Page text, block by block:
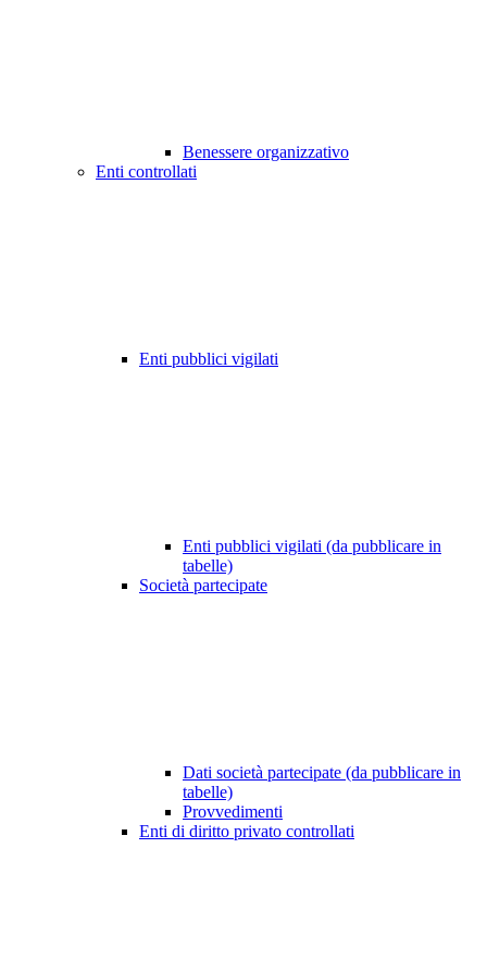
Benessere organizzativo
Enti controllati
Enti pubblici vigilati
Enti pubblici vigilati (da pubblicare in
tabelle)
Società partecipate
Dati società partecipate (da pubblicare in
tabelle)
Provvedimenti
Enti di diritto privato controllati